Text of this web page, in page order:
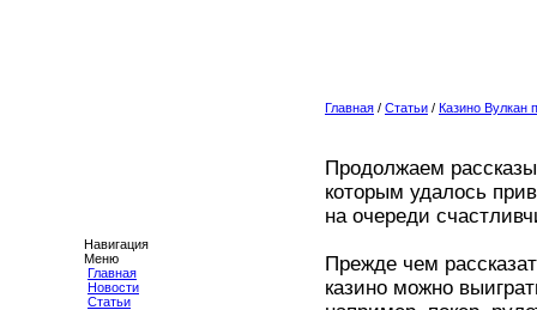
Навигация
Меню
Главная
Новости
Статьи
Главная / Статьи / Казино Вулкан
Продолжаем
которым удалось
на очереди
Прежде чем
казино можно